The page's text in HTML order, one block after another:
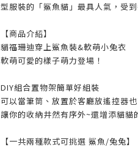
型服裝的「鯊魚貓」最具人氣，受
【商品介紹】
貓福珊迪穿上鯊魚裝&軟萌小兔衣
軟萌可愛的樣子萌力登場！
DIY組合置物架簡單好組裝
可以當筆筒、放置於客廳放遙控器也
讓你的收納井然有序外~還增添貓貓
【一共兩種款式可挑選 鯊魚/兔兔】